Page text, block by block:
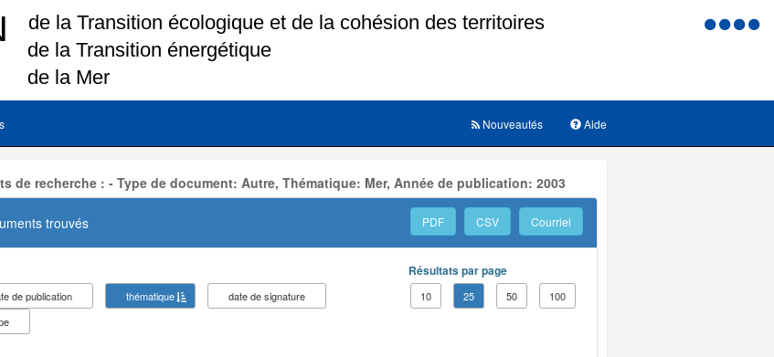
Menu
Aide
Nouveautés
de recherche : - Type de document: Autre, Thématique: Mer, Année de publication: 2003
trouvés PDF CSV Courriel
de publication thématique
date de signature
Résultats par page
10 25 50 100